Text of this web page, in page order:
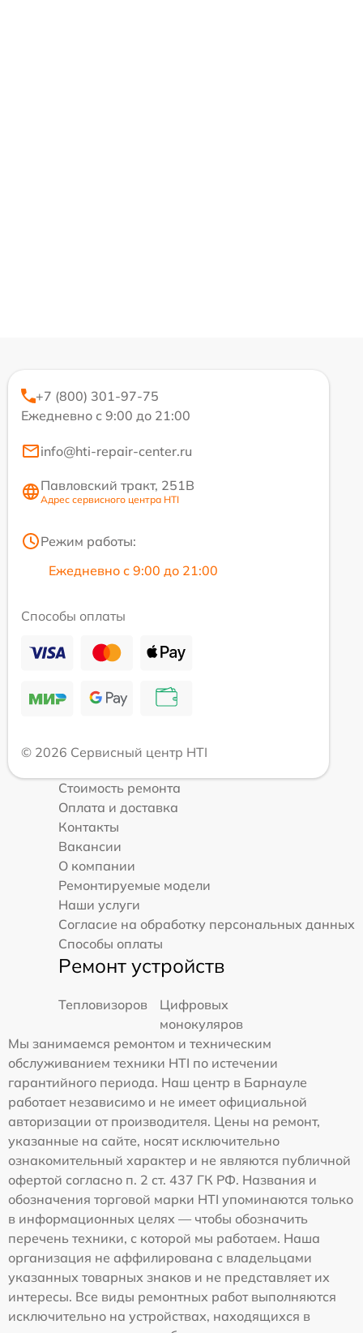
+7 (800) 301-97-75
Ежедневно с 9:00 до 21:00
info@hti-repair-center.ru
Павловский тракт, 251В
Адрес сервисного центра HTI
Режим работы:
Ежедневно с 9:00 до 21:00
Способы оплаты
© 2026 Сервисный центр HTI
Стоимость ремонта
Оплата и доставка
Контакты
Вакансии
О компании
Ремонтируемые модели
Наши услуги
Согласие на обработку персональных данных
Способы оплаты
Ремонт устройств
Тепловизоров
Цифровых
монокуляров
Мы занимаемся ремонтом и техническим
обслуживанием техники HTI по истечении
гарантийного периода. Наш центр в Барнауле
работает независимо и не имеет официальной
авторизации от производителя. Цены на ремонт,
указанные на сайте, носят исключительно
ознакомительный характер и не являются публичной
офертой согласно п. 2 ст. 437 ГК РФ. Названия и
обозначения торговой марки HTI упоминаются только
в информационных целях — чтобы обозначить
перечень техники, с которой мы работаем. Наша
организация не аффилирована с владельцами
указанных товарных знаков и не представляет их
интересы. Все виды ремонтных работ выполняются
исключительно на устройствах, находящихся в